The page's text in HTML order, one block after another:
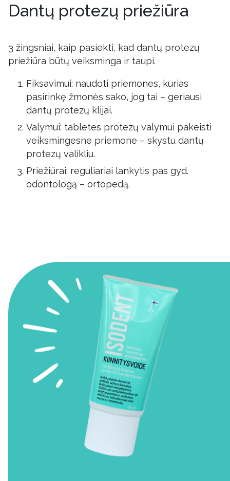
Dantų protezų priežiūra
3 žingsniai, kaip pasiekti, kad dantų protezų
priežiūra būtų veiksminga ir taupi.
Fiksavimui: naudoti priemones, kurias
pasirinkę žmonės sako, jog tai – geriausi
dantų protezų klijai.
Valymui: tabletes protezų valymui pakeisti
veiksmingesne priemone – skystu dantų
protezų valikliu.
Priežiūrai: reguliariai lankytis pas gyd.
odontologą – ortopedą.